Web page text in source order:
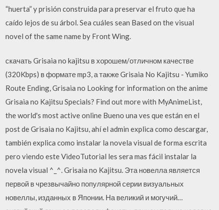
“huerta” y prisión construida para preservar el fruto que ha
caído lejos de su árbol. Sea cuáles sean Based on the visual
novel of the same name by Front Wing.
скачать Grisaia no kajitsu в хорошем/отличном качестве
(320Kbps) в формате mp3, а также Grisaia No Kajitsu - Yumiko
Route Ending, Grisaia no Looking for information on the anime
Grisaia no Kajitsu Specials? Find out more with MyAnimeList,
the world's most active online Bueno una ves que están en el
post de Grisaia no Kajitsu, ahí el admin explica como descargar,
también explica como instalar la novela visual de forma escrita
pero viendo este VideoTutorial les sera mas fácil instalar la
novela visual ^_^. Grisaia no Kajitsu. Эта новелла является
первой в чрезвычайно популярной серии визуальных
новеллы, изданных в Японии. На великий и могучий…